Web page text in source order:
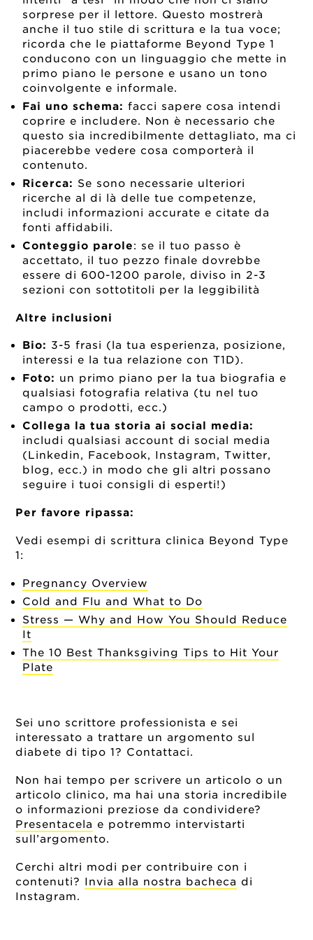
sorprese per il lettore. Questo mostrerà
anche il tuo stile di scrittura e la tua voce;
ricorda che le piattaforme Beyond Type 1
conducono con un linguaggio che mette in
primo piano le persone e usano un tono
coinvolgente e informale.
Fai uno schema: facci sapere cosa intendi
coprire e includere. Non è necessario che
questo sia incredibilmente dettagliato, ma ci
piacerebbe vedere cosa comporterà il
contenuto.
Ricerca: Se sono necessarie ulteriori
ricerche al di là delle tue competenze,
includi informazioni accurate e citate da
fonti affidabili.
Conteggio parole: se il tuo passo è
accettato, il tuo pezzo finale dovrebbe
essere di 600-1200 parole, diviso in 2-3
sezioni con sottotitoli per la leggibilità
Altre inclusioni
Bio: 3-5 frasi (la tua esperienza, posizione,
interessi e la tua relazione con T1D).
Foto: un primo piano per la tua biografia e
qualsiasi fotografia relativa (tu nel tuo
campo o prodotti, ecc.)
Collega la tua storia ai social media:
includi qualsiasi account di social media
(Linkedin, Facebook, Instagram, Twitter,
blog, ecc.) in modo che gli altri possano
seguire i tuoi consigli di esperti!)
Per favore ripassa:
Vedi esempi di scrittura clinica Beyond Type
1:
Pregnancy Overview
Cold and Flu and What to Do
Stress — Why and How You Should Reduce
It
The 10 Best Thanksgiving Tips to Hit Your
Plate
Sei uno scrittore professionista e sei
interessato a trattare un argomento sul
diabete di tipo 1? Contattaci.
Non hai tempo per scrivere un articolo o un
articolo clinico, ma hai una storia incredibile
o informazioni preziose da condividere?
Presentacela e potremmo intervistarti
sull’argomento.
Cerchi altri modi per contribuire con i
contenuti? Invia alla nostra bacheca di
Instagram.